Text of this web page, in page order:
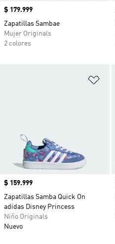
Precio
$ 179.999
Zapatillas Sambae
Mujer Originals
2 colores
Precio
$ 159.999
Zapatillas Samba Quick On
adidas Disney Princess
Niño Originals
Nuevo